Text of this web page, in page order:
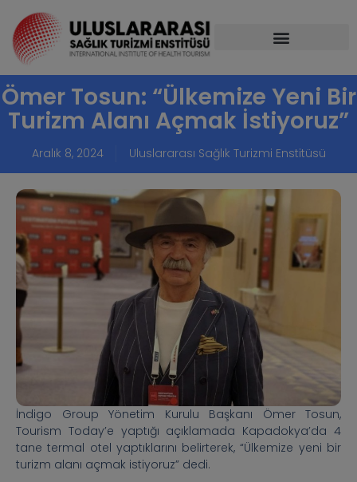
Ömer Tosun: “Ülkemize Yeni Bir
Turizm Alanı Açmak İstiyoruz”
Aralık 8, 2024 Uluslararası Sağlık Turizmi Enstitüsü
İndigo Group Yönetim Kurulu Başkanı Ömer Tosun,
Tourism Today’e yaptığı açıklamada Kapadokya’da 4
tane termal otel yaptıklarını belirterek, “Ülkemize yeni bir
turizm alanı açmak istiyoruz” dedi.